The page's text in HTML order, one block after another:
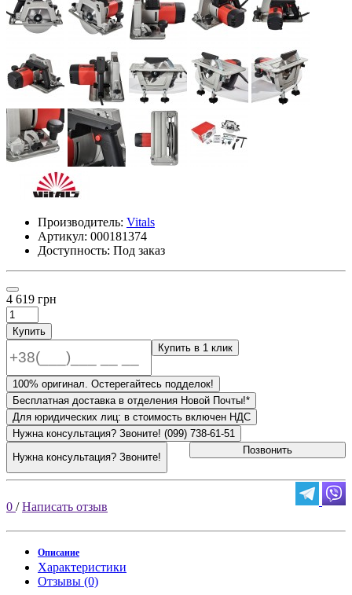
Производитель: Vitals
Артикул: 000181374
Доступность: Под заказ
4 619 грн
Купить
Купить в 1 клик
100% оригинал. Остерегайтесь подделок!
Бесплатная доставка в отделения Новой Почты!*
Для юридических лиц: в стоимость включен НДС
Нужна консультация? Звоните! (099) 738-61-51
Нужна консультация? Звоните!
Позвонить
0 /Написать отзыв
Описание
Характеристики
Отзывы (0)